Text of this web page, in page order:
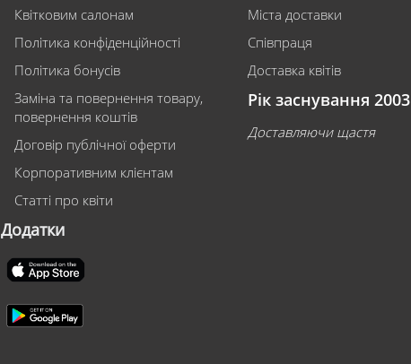
Квітковим салонам
Політика конфіденційності
Політика бонусів
Заміна та повернення товару,
повернення коштів
Договір публічної оферти
Корпоративним клієнтам
Статті про квіти
Додатки
Міста доставки
Співпраця
Доставка квітів
Рік заснування 2003
Доставляючи щастя